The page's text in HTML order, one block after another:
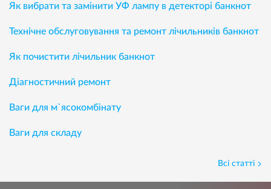
Як вибрати та замінити УФ лампу в детекторі банкнот
Технічне обслуговування та ремонт лічильників банкнот
Як почистити лічильник банкнот
Діагностичний ремонт
Ваги для м`ясокомбінату
Ваги для складу
Всі статті